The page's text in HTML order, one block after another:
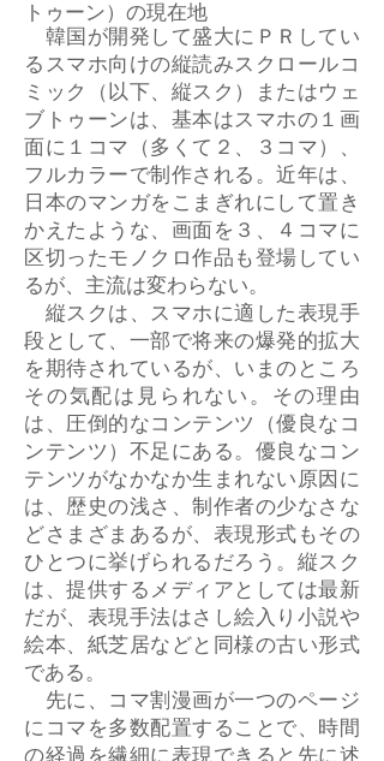
トゥーン）の現在地
韓国が開発して盛大にＰＲしてい
るスマホ向けの縦読みスクロールコ
ミック（以下、縦スク）またはウェ
ブトゥーンは、基本はスマホの１画
面に１コマ（多くて２、３コマ）、
フルカラーで制作される。近年は、
日本のマンガをこまぎれにして置き
かえたような、画面を３、４コマに
区切ったモノクロ作品も登場してい
るが、主流は変わらない。
縦スクは、スマホに適した表現手
段として、一部で将来の爆発的拡大
を期待されているが、いまのところ
その気配は見られない。その理由
は、圧倒的なコンテンツ（優良なコ
ンテンツ）不足にある。優良なコン
テンツがなかなか生まれない原因に
は、歴史の浅さ、制作者の少なさな
どさまざまあるが、表現形式もその
ひとつに挙げられるだろう。縦スク
は、提供するメディアとしては最新
だが、表現手法はさし絵入り小説や
絵本、紙芝居などと同様の古い形式
である。
先に、コマ割漫画が一つのページ
にコマを多数配置することで、時間